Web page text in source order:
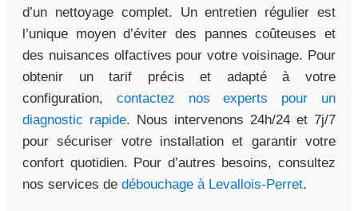
d’un nettoyage complet. Un entretien régulier est
l’unique moyen d’éviter des pannes coûteuses et
des nuisances olfactives pour votre voisinage. Pour
obtenir un tarif précis et adapté à votre
configuration, contactez nos experts pour un
diagnostic rapide. Nous intervenons 24h/24 et 7j/7
pour sécuriser votre installation et garantir votre
confort quotidien. Pour d’autres besoins, consultez
nos services de débouchage à Levallois-Perret.